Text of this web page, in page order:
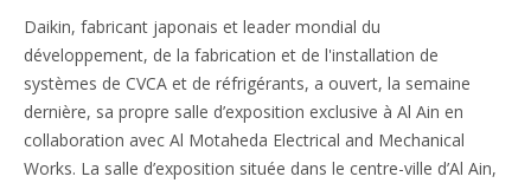
Daikin, fabricant japonais et leader mondial du
développement, de la fabrication et de l'installation de
systèmes de CVCA et de réfrigérants, a ouvert, la semaine
dernière, sa propre salle d’exposition exclusive à Al Ain en
collaboration avec Al Motaheda Electrical and Mechanical
Works. La salle d’exposition située dans le centre-ville d’Al Ain,